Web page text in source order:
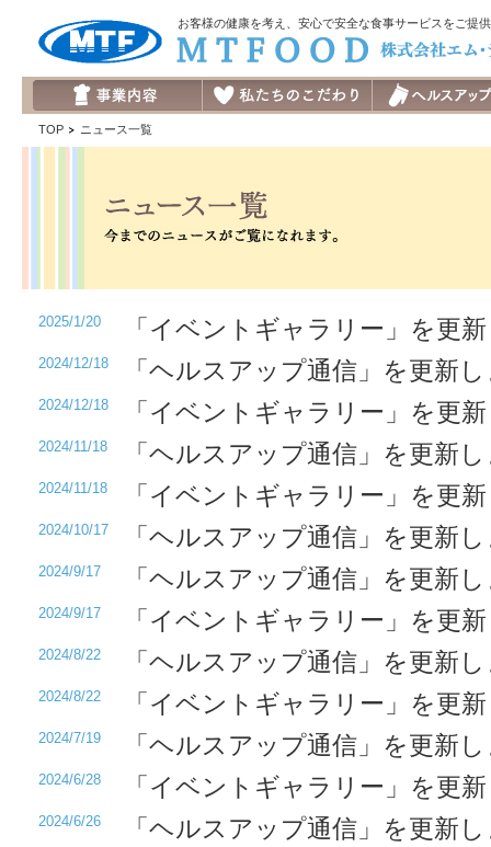
お客様の健康を考え、安心で安全な食事サービスをご提供
TOP ニュース一覧
2025/1/20 「イベントギャラリー」を更
2024/12/18 「ヘルスアップ通信」を更新
2024/12/18 「イベントギャラリー」を更
2024/11/18 「ヘルスアップ通信」を更新
2024/11/18 「イベントギャラリー」を更
2024/10/17 「ヘルスアップ通信」を更新
2024/9/17 「ヘルスアップ通信」を更新
2024/9/17 「イベントギャラリー」を更
2024/8/22 「ヘルスアップ通信」を更新
2024/8/22 「イベントギャラリー」を更
2024/7/19 「ヘルスアップ通信」を更新
2024/6/28 「イベントギャラリー」を更
2024/6/26 「ヘルスアップ通信」を更新